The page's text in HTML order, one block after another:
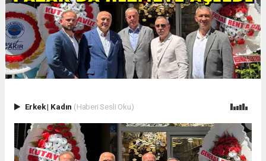
Erkek| Kadın (Haberi Sesli Oku)